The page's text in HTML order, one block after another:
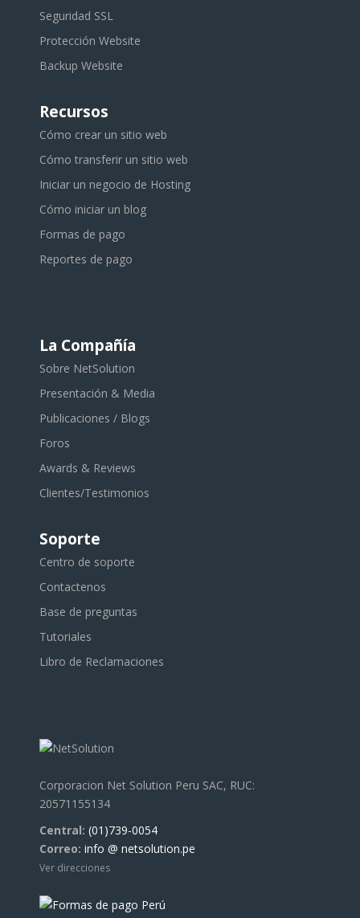
Seguridad SSL
Protección Website
Backup Website
Recursos
Cómo crear un sitio web
Cómo transferir un sitio web
Iniciar un negocio de Hosting
Cómo iniciar un blog
Formas de pago
Reportes de pago
La Compañía
Sobre NetSolution
Presentación & Media
Publicaciones / Blogs
Foros
Awards & Reviews
Clientes/Testimonios
Soporte
Centro de soporte
Contactenos
Base de preguntas
Tutoriales
Libro de Reclamaciones
Corporacion Net Solution Peru SAC, RUC:
20571155134
Central: (01)739-0054
Correo: info @ netsolution.pe
Ver direcciones